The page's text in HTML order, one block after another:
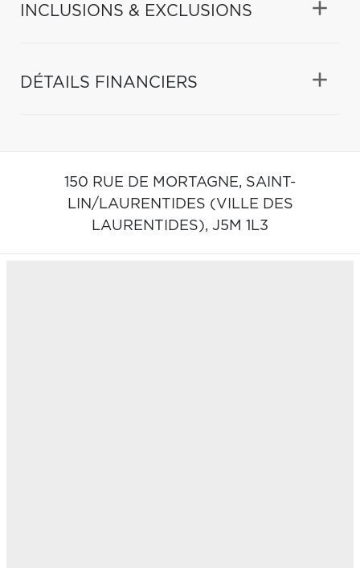
INCLUSIONS & EXCLUSIONS
DÉTAILS FINANCIERS
150 RUE DE MORTAGNE, SAINT-
LIN/LAURENTIDES (VILLE DES
LAURENTIDES), J5M 1L3